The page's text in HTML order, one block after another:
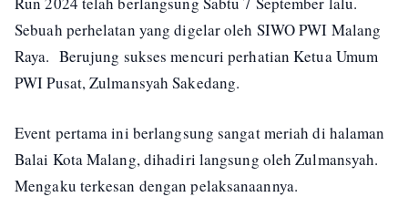
Sebuah perhelatan yang digelar oleh SIWO PWI Malang
Raya. Berujung sukses mencuri perhatian Ketua Umum
PWI Pusat, Zulmansyah Sakedang.
Event pertama ini berlangsung sangat meriah di halaman
Balai Kota Malang, dihadiri langsung oleh Zulmansyah.
Mengaku terkesan dengan pelaksanaannya.